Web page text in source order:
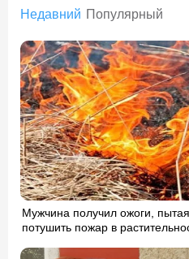
Недавний Популярный
Мужчина получил ожоги,
потушить пожар в